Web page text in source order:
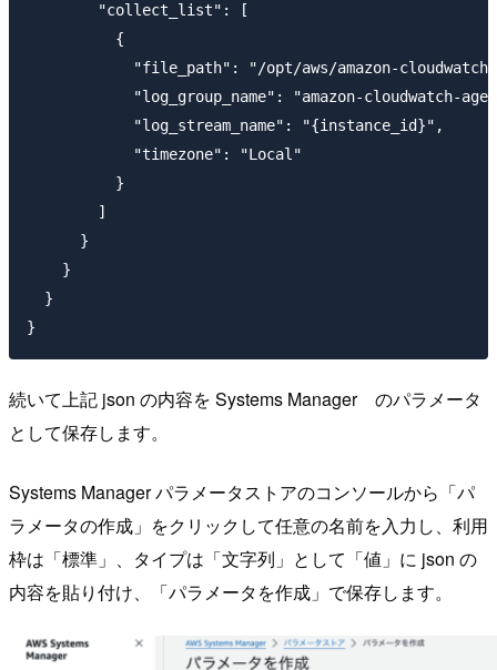
        "collect_list": [
          {
"file_path": "/opt/aws/amazon-
"log_group_name": "amazon-cloudwatch-
            "log_stream_name": "{instance_id}",
            "timezone": "Local"
          }
        ]
      }
    }
  }
続いて上記 json の内容を Systems Manager のパラメータ
として保存します。
Systems Manager パラメータストアのコンソールから「パ
ラメータの作成」をクリックして任意の名前を入力し、利用
枠は「標準」、タイプは「文字列」として「値」に json の
内容を貼り付け、「パラメータを作成」で保存します。